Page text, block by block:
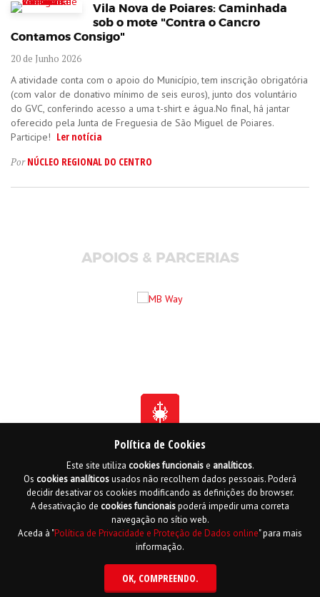
Política de Cookies
Este site utiliza cookiesfuncionaise analíticos.
Os cookies analíticosusados não recolhem dados pessoais. Poderá
decidir desativar os cookies modificando as definições do browser.
A desativação de cookiesfuncionaispoderá impedir uma correta
navegação no sítio web.
Aceda à "Política de Privacidade e Proteção de Dados online" para mais
informação.
OK, COMPREENDO.
Vila Nova de Poiares: Caminhada
sob o mote "Contra o Cancro
Contamos Consigo"
20 de Junho 2026
A atividade conta com o apoio do Município, tem inscrição obrigatória
(com valor de donativo mínimo de seis euros), junto dos voluntário
do GVC, conferindo acesso a uma t-shirt e água.No final, há jantar
oferecido pela Junta de Freguesia de São Miguel de Poiares.
Participe! Ler notícia
PorNÚCLEO REGIONAL DO CENTRO
APOIOS & PARCERIAS
Fundada em 1941
Membro Honorário da Ordem de Benemerência - 1966
Membro Honorário da Ordem de Cristo - 2006
Ordem do Infante D. Henrique - 2016
Livro de reclamações online
Política de Privacidade e Proteção de Dados
English
Copyright LPCC 2015 Desenvolvido porHi INTERACTIVE
porPTisp